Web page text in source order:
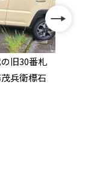
旧30番札
兵衛標石